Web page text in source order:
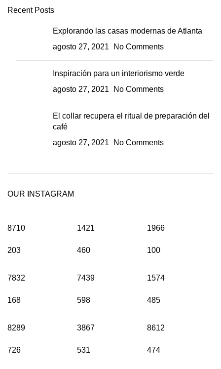
Recent Posts
Explorando las casas modernas de Atlanta
agosto 27, 2021
No Comments
Inspiración para un interiorismo verde
agosto 27, 2021
No Comments
El collar recupera el ritual de preparación del
café
agosto 27, 2021
No Comments
OUR INSTAGRAM
8710
203
1421
460
1966
100
7832
168
7439
598
1574
485
8289
726
3867
531
8612
474